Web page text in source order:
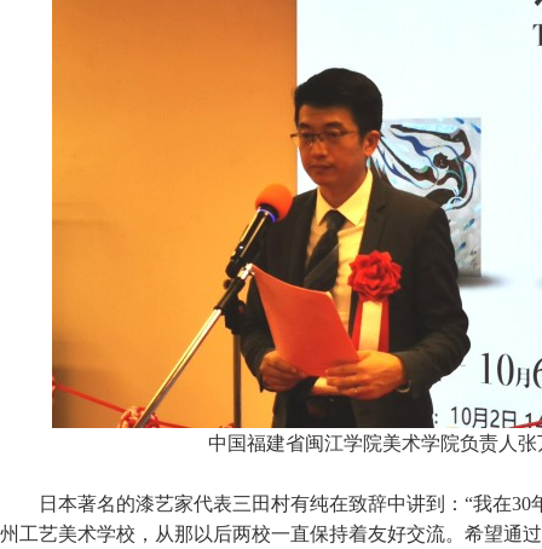
中国福建省闽江学院美术学院负责人
日本著名的漆艺家代表三田村有纯在致辞中讲到：“我在
州工艺美术学校，从那以后两校一直保持着友好交流。希望通